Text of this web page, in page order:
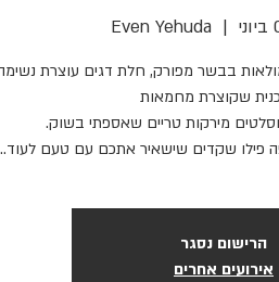
  |
Even Yehuda
בבשר מפורק, חלת דגים עוצרת
פילו שקדים שישאיר אתכם עם טעם
הרישום נסגר
אירועים אחרים